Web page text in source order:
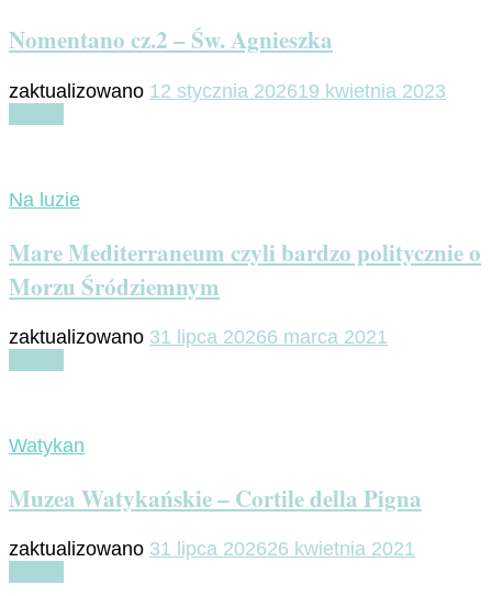
Nomentano cz.2 – Św. Agnieszka
zaktualizowano 12 stycznia 202619 kwietnia 2023
Na luzie
Mare Mediterraneum czyli bardzo politycznie o
Morzu Śródziemnym
zaktualizowano 31 lipca 20266 marca 2021
Watykan
Muzea Watykańskie – Cortile della Pigna
zaktualizowano 31 lipca 202626 kwietnia 2021